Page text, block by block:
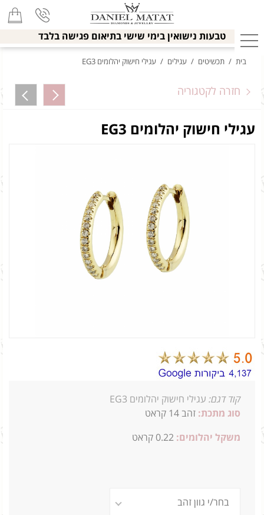
טבעות נישואין בימי שישי בתיאום פגישה בלבד
בית / תכשיטים / עגילים / עגילי חישוק יהלומים EG3
חזרה לקטגוריה
עגילי חישוק יהלומים EG3
קוד דגם: עגילי חישוק יהלומים EG3
סוג מתכת: זהב 14 קראט
משקל יהלומים: 0.22 קראט